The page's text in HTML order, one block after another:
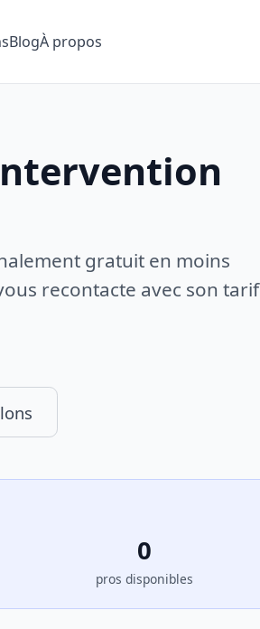
BlogÀ propos
gratuit en moins
recontacte avec son tarif
0
pros disponibles